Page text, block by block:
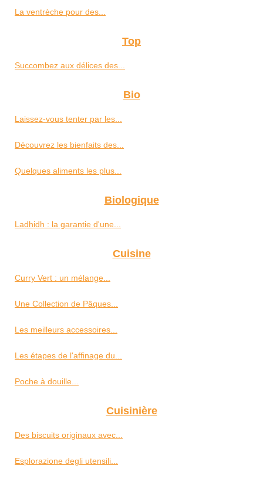
La ventrèche pour des...
Top
Succombez aux délices des...
Bio
Laissez-vous tenter par les...
Découvrez les bienfaits des...
Quelques aliments les plus...
Biologique
Ladhidh : la garantie d'une...
Cuisine
Curry Vert : un mélange...
Une Collection de Pâques...
Les meilleurs accessoires...
Les étapes de l'affinage du...
Poche à douille...
Cuisinière
Des biscuits originaux avec...
Esplorazione degli utensili...